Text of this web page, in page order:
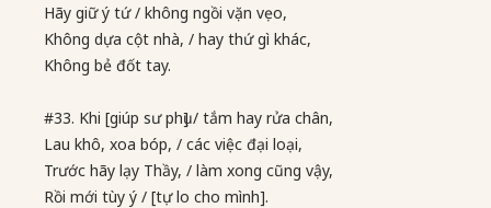
Hãy giữ ý tứ / không ngồi vặn vẹo,
Không dựa cột nhà, / hay thứ gì khác,
Không bẻ đốt tay.
#33. Khi [giúp sư phụ] / tắm hay rửa chân,
Lau khô, xoa bóp, / các việc đại loại,
Trước hãy lạy Thầy, / làm xong cũng vậy,
Rồi mới tùy ý / [tự lo cho mình].